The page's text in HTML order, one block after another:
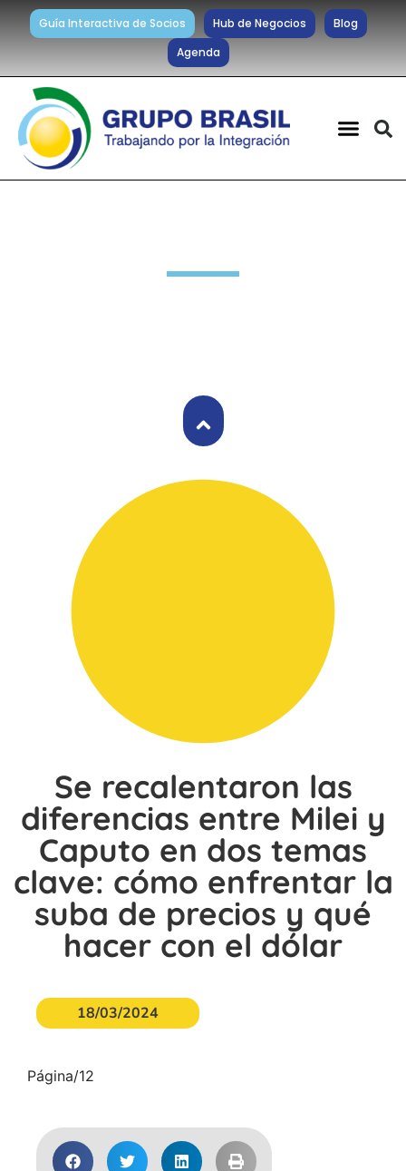
Guía Interactiva de Socios Hub de Negocios
Blog
Agenda
Se recalentaron las
diferencias entre Milei y
Caputo en dos temas
clave: cómo enfrentar la
suba de precios y qué
hacer con el dólar
18/03/2024
Página/12